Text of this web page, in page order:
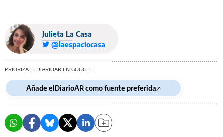
Julieta La Casa
@laespaciocasa
PRIORIZA ELDIARIOAR EN GOOGLE
Añade elDiarioAR como fuente preferida